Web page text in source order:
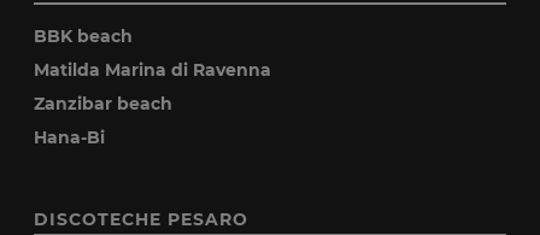
BBK beach
Matilda Marina di Ravenna
Zanzibar beach
Hana-Bi
DISCOTECHE PESARO